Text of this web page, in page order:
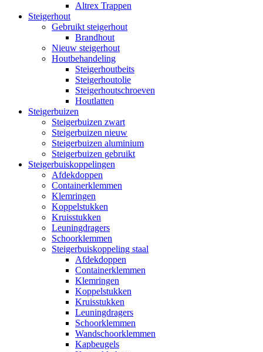
Altrex Trappen
Steigerhout
Gebruikt steigerhout
Brandhout
Nieuw steigerhout
Houtbehandeling
Steigerhoutbeits
Steigerhoutolie
Steigerhoutschroeven
Houtlatten
Steigerbuizen
Steigerbuizen zwart
Steigerbuizen nieuw
Steigerbuizen aluminium
Steigerbuizen gebruikt
Steigerbuiskoppelingen
Afdekdoppen
Containerklemmen
Klemringen
Koppelstukken
Kruisstukken
Leuningdragers
Schoorklemmen
Steigerbuiskoppeling staal
Afdekdoppen
Containerklemmen
Klemringen
Koppelstukken
Kruisstukken
Leuningdragers
Schoorklemmen
Wandschoorklemmen
Kapbeugels